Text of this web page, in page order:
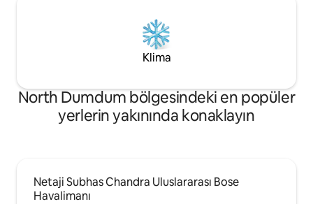
Klima
North Dumdum bölgesindeki en popüler
yerlerin yakınında konaklayın
Netaji Subhas Chandra Uluslararası Bose
Havalimanı